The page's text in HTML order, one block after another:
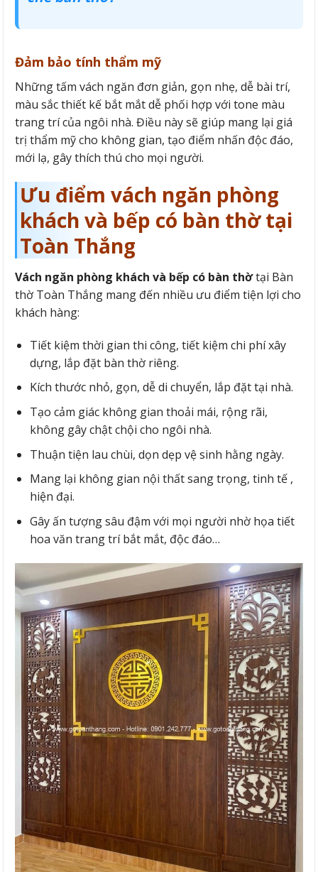
Đảm bảo tính thẩm mỹ
Những tấm vách ngăn đơn giản, gọn nhẹ, dễ bài trí,
màu sắc thiết kế bắt mắt dễ phối hợp với tone màu
trang trí của ngôi nhà. Điều này sẽ giúp mang lại giá
trị thẩm mỹ cho không gian, tạo điểm nhấn độc đáo,
mới lạ, gây thích thú cho mọi người.
Ưu điểm vách ngăn phòng
khách và bếp có bàn thờ tại
Toàn Thắng
Vách ngăn phòng khách và bếp có bàn thờtại Bàn
thờ Toàn Thắng mang đến nhiều ưu điểm tiện lợi cho
khách hàng:
Tiết kiệm thời gian thi công, tiết kiệm chi phí xây
dựng, lắp đặt bàn thờ riêng.
Kích thước nhỏ, gọn, dễ di chuyển, lắp đặt tại nhà.
Tạo cảm giác không gian thoải mái, rộng rãi,
không gây chật chội cho ngôi nhà.
Thuận tiện lau chùi, dọn dẹp vệ sinh hằng ngày.
Mang lại không gian nội thất sang trọng, tinh tế ,
hiện đại.
Gây ấn tượng sâu đậm với mọi người nhờ họa tiết
hoa văn trang trí bắt mắt, độc đáo…